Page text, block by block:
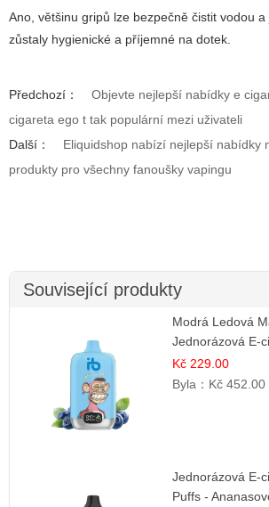
Ano, většinu gripů lze bezpečně čistit vodou
zůstaly hygienické a příjemné na dotek.
Předchozí：
Objevte nejlepší nabídky e
cigareta ego t tak populární mezi uživateli
Další：
Eliquidshop nabízí nejlepší nabídky
produkty pro všechny fanoušky vapingu
Související produkty
Modrá Ledová
Jednorázová E-
šluků |
Kč 229.00
Byla： Kč 452.00
Jednorázová E-
Puffs -